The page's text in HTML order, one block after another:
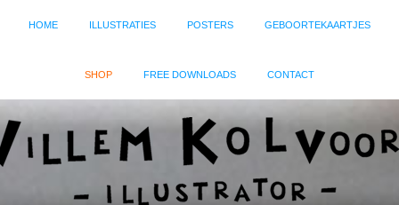
HOME ILLUSTRATIES POSTERS GEBOORTEKAARTJES
SHOP FREE DOWNLOADS CONTACT